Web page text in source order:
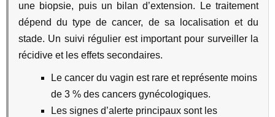
une biopsie, puis un bilan d’extension. Le traitement
dépend du type de cancer, de sa localisation et du
stade. Un suivi régulier est important pour surveiller la
récidive et les effets secondaires.
Le cancer du vagin est rare et représente moins
de 3 % des cancers gynécologiques.
Les signes d’alerte principaux sont les